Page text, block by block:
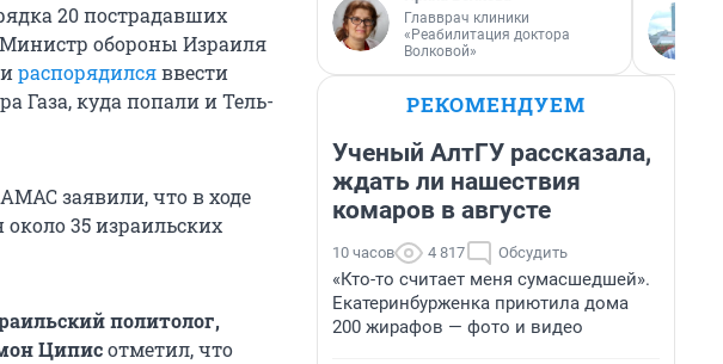
20 пострадавших
обороны Израиля
распорядилсяввести
Газа, куда попали и Тель-
заявили, что в ходе
35 израильских
политолог,
Циписотметил, что
Главврач клиники
«Реабилитация доктора
Волковой»
РЕКОМЕНДУЕМ
Ученый АлтГУ рассказала,
ждать ли нашествия
комаров в августе
10 часов 4 817 Обсудить
«Кто-то считает меня сумасшедшей».
Екатеринбурженка приютила дома
200 жирафов — фото и видео